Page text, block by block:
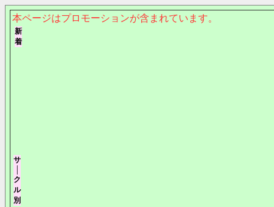
本ページはプロモーションが含まれています。